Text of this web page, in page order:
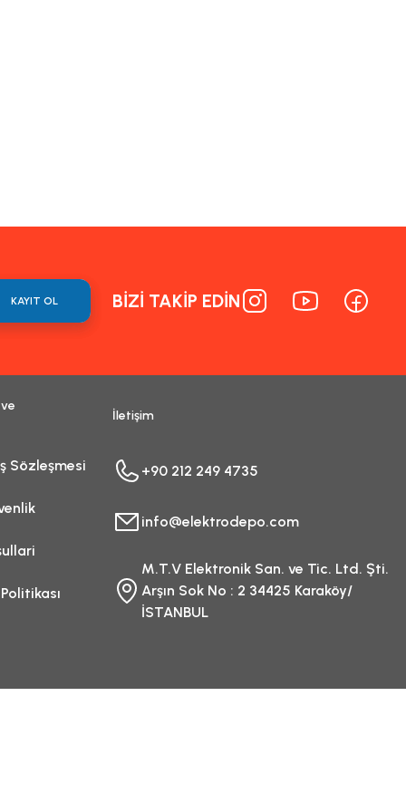
KAYIT OL BİZİ TAKİP EDİN
Sözleşmesi
İletişim
+90 212 249 4735
info@elektrodepo.com
M.T.V Elektronik San. ve Tic. Ltd. Şti.
Arşın Sok No : 2 34425 Karaköy/
İSTANBUL